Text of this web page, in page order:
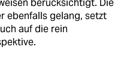
berücksichtigt. Die
ebenfalls gelang, setzt
auf die rein